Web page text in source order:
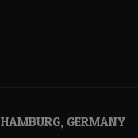
HAMBURG, GERMANY